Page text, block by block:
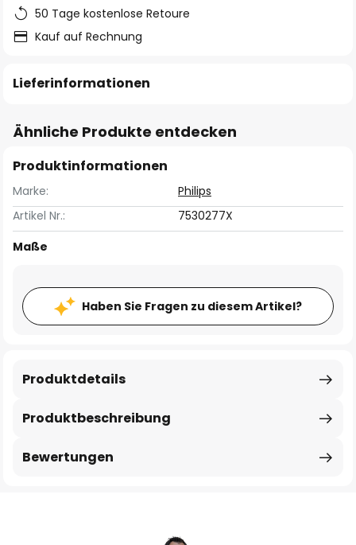
50 Tage kostenlose Retoure
Kauf auf Rechnung
Lieferinformationen
Ähnliche Produkte entdecken
Produktinformationen
Marke:
Philips
Artikel Nr.:
7530277X
Maße
Haben Sie Fragen zu diesem Artikel?
Produktbeschreibung
Produktdetails
Bewertungen